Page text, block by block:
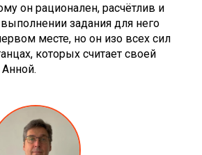
он рационален, расчётлив и
задания для него
месте, но он изо всех сил
которых считает своей